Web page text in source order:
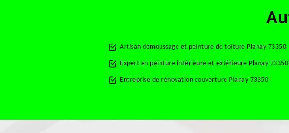
Artisan démoussage et peinture de toiture Planay 73350
Expert en peinture intérieure et extérieure Planay 73350
Entreprise de rénovation couverture Planay 73350